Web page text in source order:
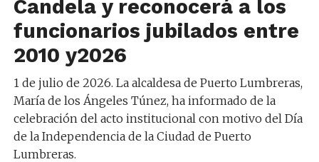
Candelay reconocerá a los
funcionarios jubilados entre
2010 y2026
1 de julio de 2026. La alcaldesa de Puerto Lumbreras,
María de los Ángeles Túnez, ha informado de la
celebración del acto institucional con motivo del Día
de la Independencia de la Ciudad de Puerto
Lumbreras.